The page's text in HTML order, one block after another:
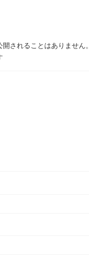
されることはありません。